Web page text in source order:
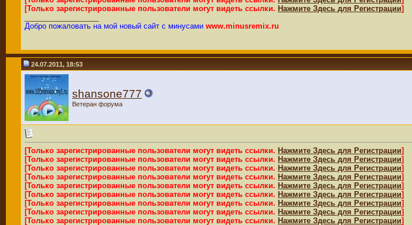
[Только зарегистрированные пользователи могут видеть ссылки. Нажмите Здесь для Регистрации]
Добро пожаловать на мой новый сайт с минусами www.minusremix.ru
24.07.2011, 18:53
shansone777
Ветеран форума
[Только зарегистрированные пользователи могут видеть ссылки. Нажмите Здесь для Регистрации]
[Только зарегистрированные пользователи могут видеть ссылки. Нажмите Здесь для Регистрации]
[Только зарегистрированные пользователи могут видеть ссылки. Нажмите Здесь для Регистрации]
[Только зарегистрированные пользователи могут видеть ссылки. Нажмите Здесь для Регистрации]
[Только зарегистрированные пользователи могут видеть ссылки. Нажмите Здесь для Регистрации]
[Только зарегистрированные пользователи могут видеть ссылки. Нажмите Здесь для Регистрации]
[Только зарегистрированные пользователи могут видеть ссылки. Нажмите Здесь для Регистрации]
[Только зарегистрированные пользователи могут видеть ссылки. Нажмите Здесь для Регистрации]
[Только зарегистрированные пользователи могут видеть ссылки. Нажмите Здесь для Регистрации]